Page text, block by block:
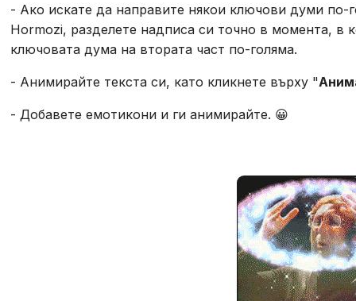
- Ако искате да направите някои ключови думи по-
Hormozi, разделете надписа си точно в момента, в
ключовата дума на втората част по-голяма.
- Анимирайте текста си, като кликнете върху "
- Добавете емотикони и ги анимирайте. 😀